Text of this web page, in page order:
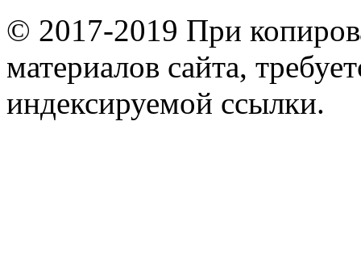
© 2017-2019 При
материалов сайта,
индексируемой ссылки.